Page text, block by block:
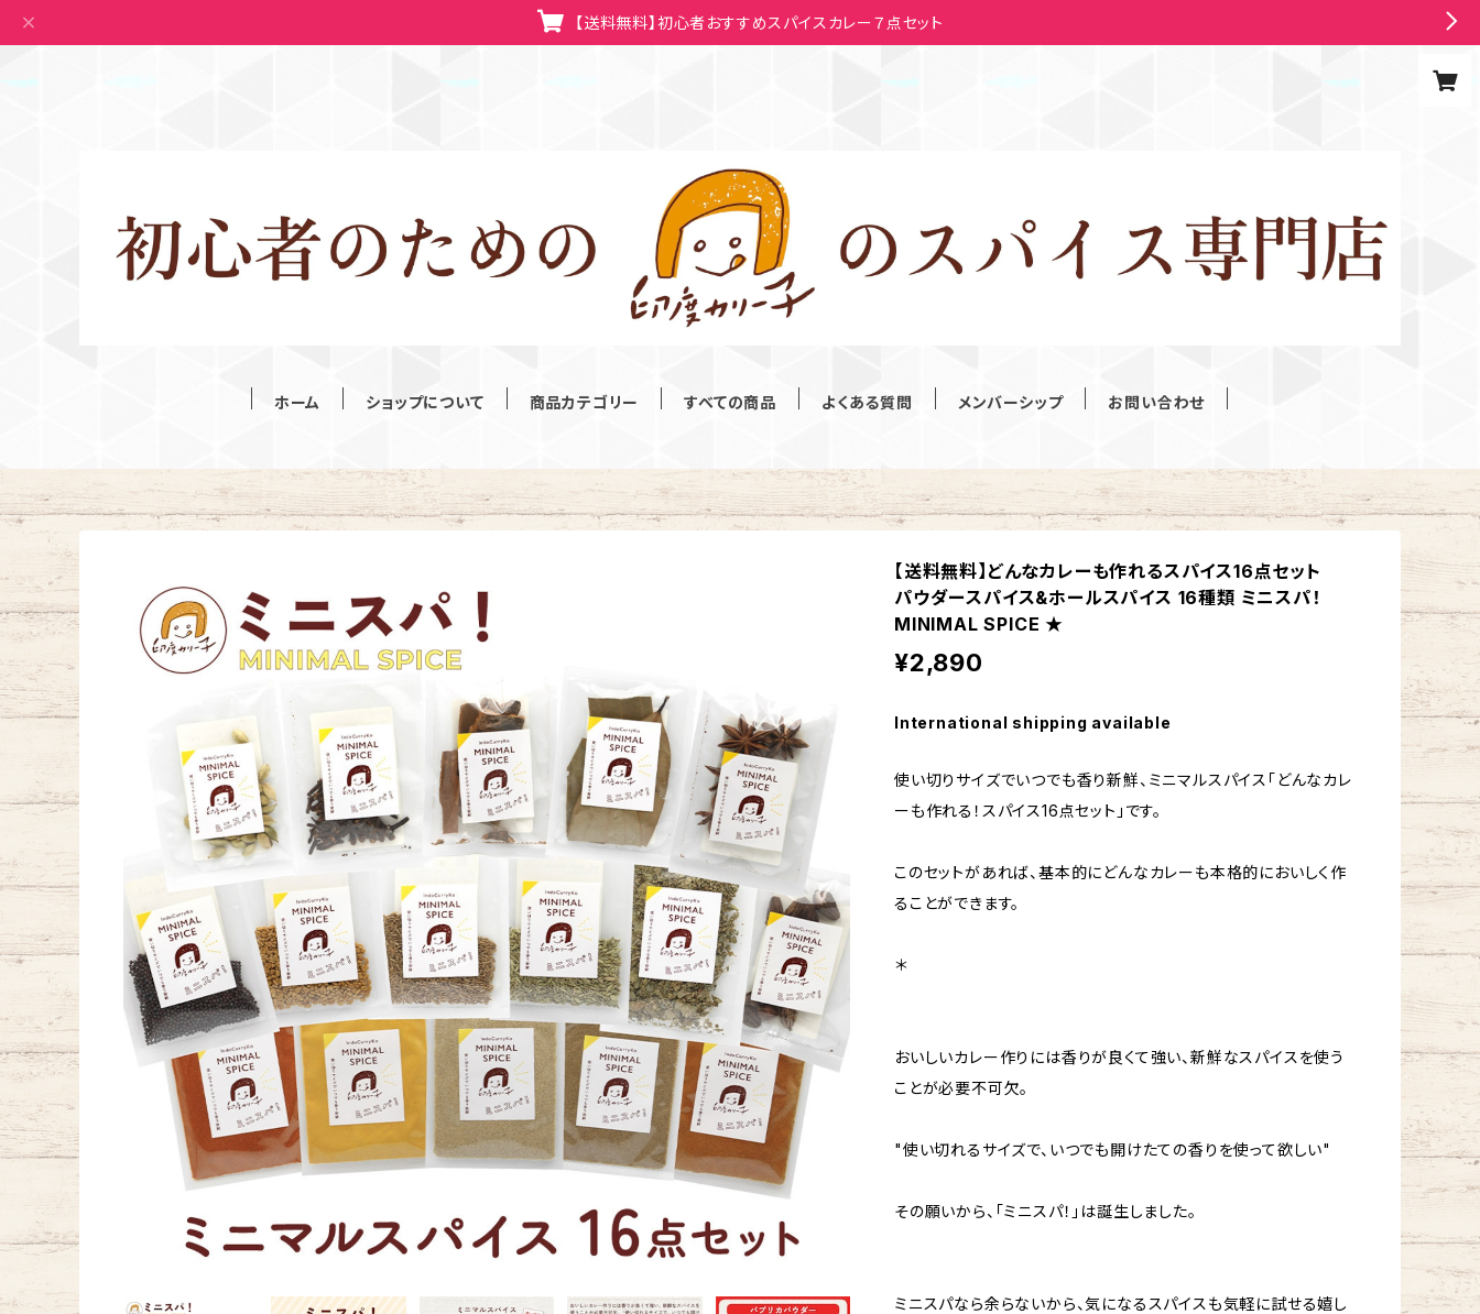
【送料無料】初心者おすすめスパイスカレー７点セット
ホーム ショップについて 商品カテゴリー すべての商品 よくある質問 メンバーシップ お問い合わせ
【送料無料】どんなカレーも作れるスパイス16点セット
パウダースパイス&ホールスパイス 16種類 ミニスパ！
MINIMAL SPICE ★
¥2,890
International shipping available
使い切りサイズでいつでも香り新鮮、ミニマルスパイス「どんなカレ
ーも作れる！スパイス16点セット」です。
このセットがあれば、基本的にどんなカレーも本格的においしく作
ることができます。
＊
おいしいカレー作りには香りが良くて強い、新鮮なスパイスを使う
ことが必要不可欠。
"使い切れるサイズで、いつでも開けたての香りを使って欲しい"
その願いから、「ミニスパ！」は誕生しました。
ミニスパなら余らないから、気になるスパイスも気軽に試せる嬉し